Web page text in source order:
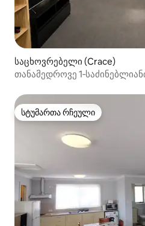
საცხოვრებელი (Crace)
თანამედროვე
სტუმართა რჩეული
სტუმართა რჩეული